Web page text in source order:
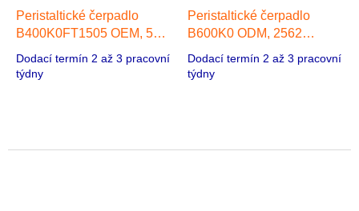
Peristaltické čerpadlo
B400K0FT1505 OEM, 550
ml/min, 1 hlava 42 Stepper
Motor
Dodací termín 2 až 3 pracovní
týdny
Peristaltické čerpadlo
B600K0 ODM, 2562
ml/min, 57 Stepper Motor
Dodací termín 2 až 3 pracovní
týdny